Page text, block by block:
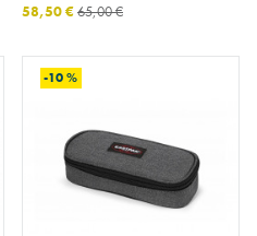
58,50 €65,00 €
-10 %